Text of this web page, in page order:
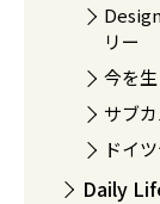
リー
今を
サブ
ドイ
Daily